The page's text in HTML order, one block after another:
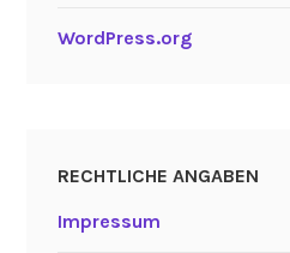
WordPress.org
RECHTLICHE ANGABEN
Impressum